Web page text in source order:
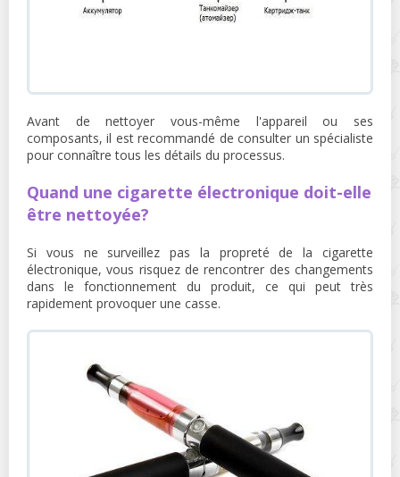
Avant de nettoyer vous-même l'appareil ou ses
composants, il est recommandé de consulter un spécialiste
pour connaître tous les détails du processus.
Quand une cigarette électronique doit-elle
être nettoyée?
Si vous ne surveillez pas la propreté de la cigarette
électronique, vous risquez de rencontrer des changements
dans le fonctionnement du produit, ce qui peut très
rapidement provoquer une casse.